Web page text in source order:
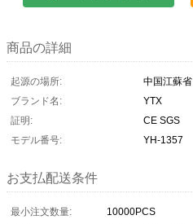
商品の詳細
起源の場所:
中国江蘇省
ブランド名:
YTX
証明:
CE SGS
モデル番号:
YH-1357
お支払配送条件
最小注文数量:
10000PCS